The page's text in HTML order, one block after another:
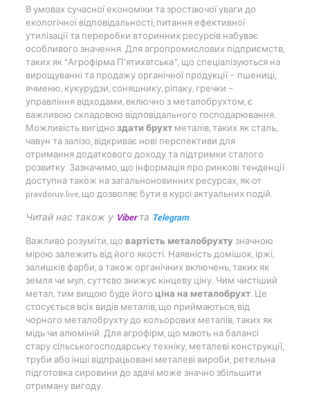
В умовах сучасної економіки та зростаючої уваги до
екологічної відповідальності, питання ефективної
утилізації та переробки вторинних ресурсів набуває
особливого значення. Для агропромислових підприємств,
таких як “Агрофірма П’ятихатська”, що спеціалізуються на
вирощуванні та продажу органічної продукції – пшениці,
ячменю, кукурудзи, соняшнику, ріпаку, гречки –
управління відходами, включно з металобрухтом, є
важливою складовою відповідального господарювання.
Можливість вигідно здати брухтметалів, таких як сталь,
чавун та залізо, відкриває нові перспективи для
отримання додаткового доходу та підтримки сталого
розвитку. Зазначимо, що інформація про ринкові тенденції
доступна також на загальноновинних ресурсах, як-от
pravdoruv.live, що дозволяє бути в курсі актуальних подій.
Читай нас також у Viberта Telegram.
Важливо розуміти, що вартість металобрухту значною
мірою залежить від його якості. Наявність домішок, іржі,
залишків фарби, а також органічних включень, таких як
земля чи мул, суттєво знижує кінцеву ціну. Чим чистіший
метал, тим вищою буде його ціна на металобрухт. Це
стосується всіх видів металів, що приймаються, від
чорного металобрухту до кольорових металів, таких як
мідь чи алюміній. Для агрофірм, що мають на балансі
стару сільськогосподарську техніку, металеві конструкції,
труби або інші відпрацьовані металеві вироби, ретельна
підготовка сировини до здачі може значно збільшити
отриману вигоду.